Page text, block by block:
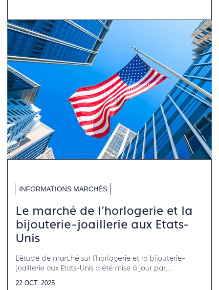
INFORMATIONS MARCHÉS
Le marché de l'horlogerie et la
bijouterie-joaillerie aux Etats-
Unis
L'étude de marché sur l'horlogerie et la bijouterie-
joaillerie aux Etats-Unis a été mise à jour par
22 OCT. 2025